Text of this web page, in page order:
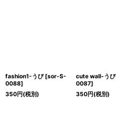
fashion1-うび [sor-S-
0088]
350円(税別)
cute wall-うび
0087]
350円(税別)